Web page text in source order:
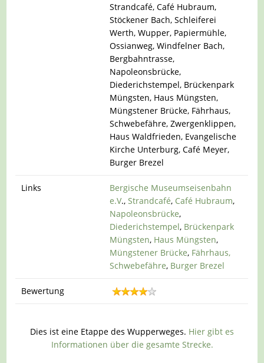
Strandcafé, Café Hubraum,
Stöckener Bach, Schleiferei
Werth, Wupper, Papiermühle,
Ossianweg, Windfelner Bach,
Bergbahntrasse,
Napoleonsbrücke,
Diederichstempel, Brückenpark
Müngsten, Haus Müngsten,
Müngstener Brücke, Fährhaus,
Schwebefähre, Zwergenklippen,
Haus Waldfrieden, Evangelische
Kirche Unterburg, Café Meyer,
Burger Brezel
Links
Bergische Museumseisenbahn
e.V., Strandcafé, Café Hubraum,
Napoleonsbrücke,
Diederichstempel, Brückenpark
Müngsten, Haus Müngsten,
Müngstener Brücke, Fährhaus,
Schwebefähre, Burger Brezel
Bewertung
Dies ist eine Etappe des Wupperweges. Hier gibt es
Informationen über die gesamte Strecke.